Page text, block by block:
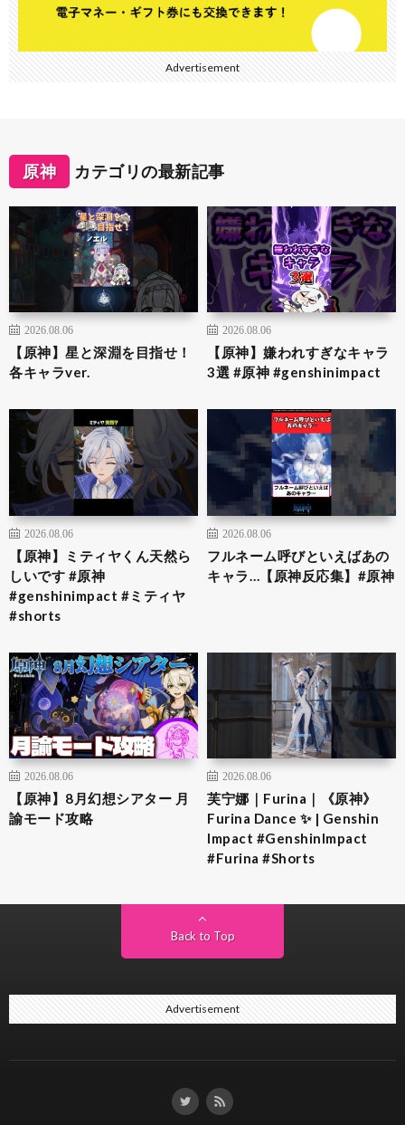
Advertisement
原神 カテゴリの最新記事
2026.08.06
【原神】星と深淵を目指せ！
各キャラver.
2026.08.06
【原神】嫌われすぎなキャラ
3選 #原神 #genshinimpact
2026.08.06
【原神】ミティヤくん天然ら
しいです #原神
#genshinimpact #ミティヤ
#shorts
2026.08.06
フルネーム呼びといえばあの
キャラ…【原神反応集】#原神
2026.08.06
【原神】8月幻想シアター 月
諭モード攻略
2026.08.06
芙宁娜｜Furina｜《原神》
Furina Dance ✨ | Genshin
Impact #GenshinImpact
#Furina #Shorts
Back to Top
Advertisement